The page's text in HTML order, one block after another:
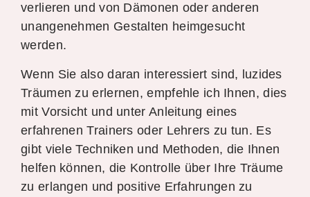
verlieren und von Dämonen oder anderen
unangenehmen Gestalten heimgesucht
werden.
Wenn Sie also daran interessiert sind, luzides
Träumen zu erlernen, empfehle ich Ihnen, dies
mit Vorsicht und unter Anleitung eines
erfahrenen Trainers oder Lehrers zu tun. Es
gibt viele Techniken und Methoden, die Ihnen
helfen können, die Kontrolle über Ihre Träume
zu erlangen und positive Erfahrungen zu